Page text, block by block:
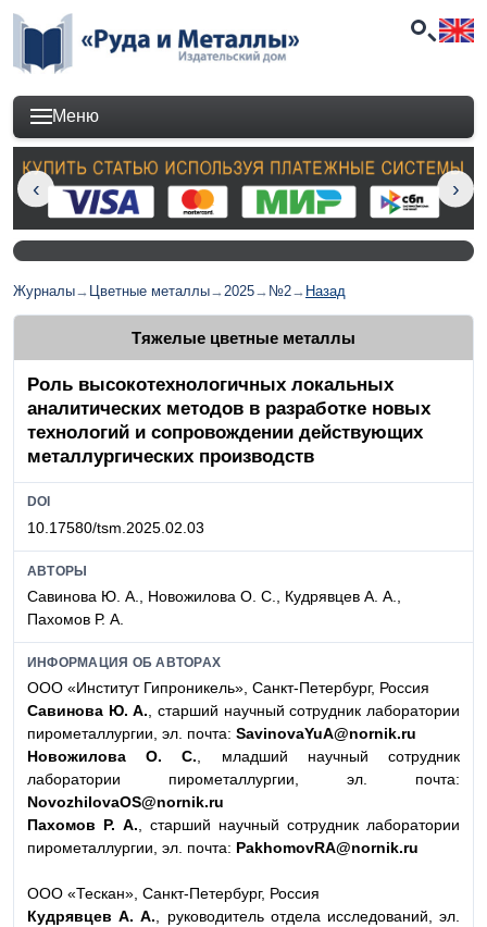
Меню
Журналы→ Цветные металлы→2025→ №2→ Назад
Тяжелые цветные металлы
Роль высокотехнологичных локальных
аналитических методов в разработке новых
технологий и сопровождении действующих
металлургических производств
DOI
10.17580/tsm.2025.02.03
АВТОРЫ
Савинова Ю. А., Новожилова О. С., Кудрявцев А. А.,
Пахомов Р. А.
ИНФОРМАЦИЯ ОБ АВТОРАХ
ООО «Институт Гипроникель», Санкт-Петербург, Россия
Савинова Ю. А., старший научный сотрудник лаборатории
пирометаллургии, эл. почта: SavinovaYuA@nornik.ru
Новожилова О. С., младший научный сотрудник
лаборатории пирометаллургии, эл. почта:
NovozhilovaOS@nornik.ru
Пахомов Р. А., старший научный сотрудник лаборатории
пирометаллургии, эл. почта: PakhomovRA@nornik.ru
ООО «Тескан», Санкт-Петербург, Россия
Кудрявцев А. А., руководитель отдела исследований, эл.